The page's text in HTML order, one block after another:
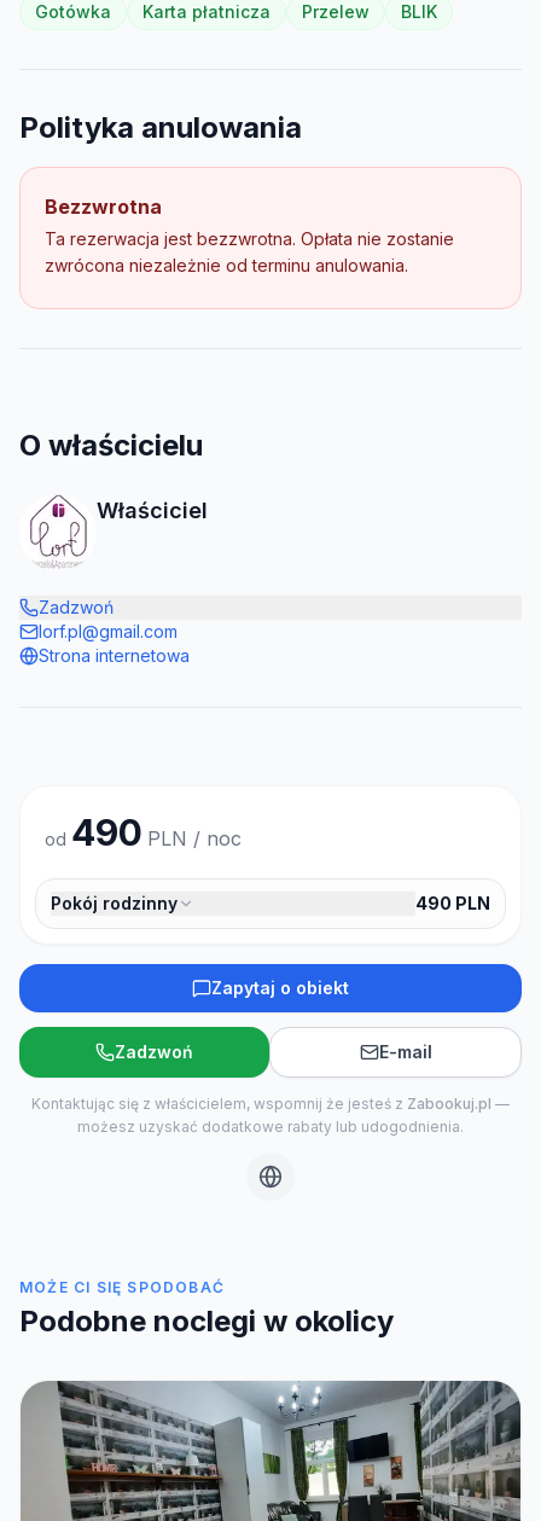
Gotówka Karta płatnicza Przelew BLIK
Polityka anulowania
Bezzwrotna
Ta rezerwacja jest bezzwrotna. Opłata nie zostanie
zwrócona niezależnie od terminu anulowania.
O właścicielu
Właściciel
Zadzwoń
lorf.pl@gmail.com
Strona internetowa
od 490 PLN / noc
Pokój rodzinny 490 PLN
Zapytaj o obiekt
Zadzwoń E-mail
Kontaktując się z właścicielem, wspomnij że jesteś z Zabookuj.pl —
możesz uzyskać dodatkowe rabaty lub udogodnienia.
MOŻE CI SIĘ SPODOBAĆ
Podobne noclegi w okolicy